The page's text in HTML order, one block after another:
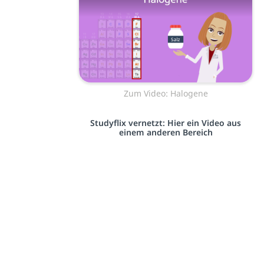
Zum Video: Halogene
Studyflix vernetzt: Hier ein Video aus
einem anderen Bereich